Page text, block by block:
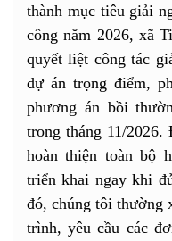
thành mục tiêu giải
công năm 2026, xã
quyết liệt công tác
dự án trọng điểm,
phương án bồi
trong tháng 11/
hoàn thiện toàn bộ
triển khai ngay khi
đó, chúng tôi thường
trình, yêu cầu các